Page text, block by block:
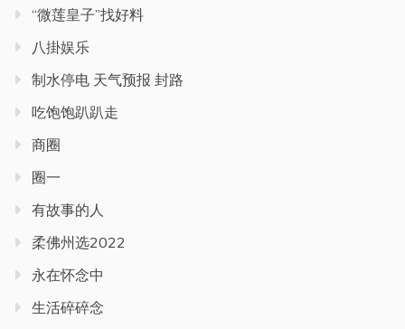
“微莲皇子”找好料
八掛娱乐
制水停电 天气预报 封路
吃饱饱趴趴走
商圈
圈一
有故事的人
柔佛州选2022
永在怀念中
生活碎碎念